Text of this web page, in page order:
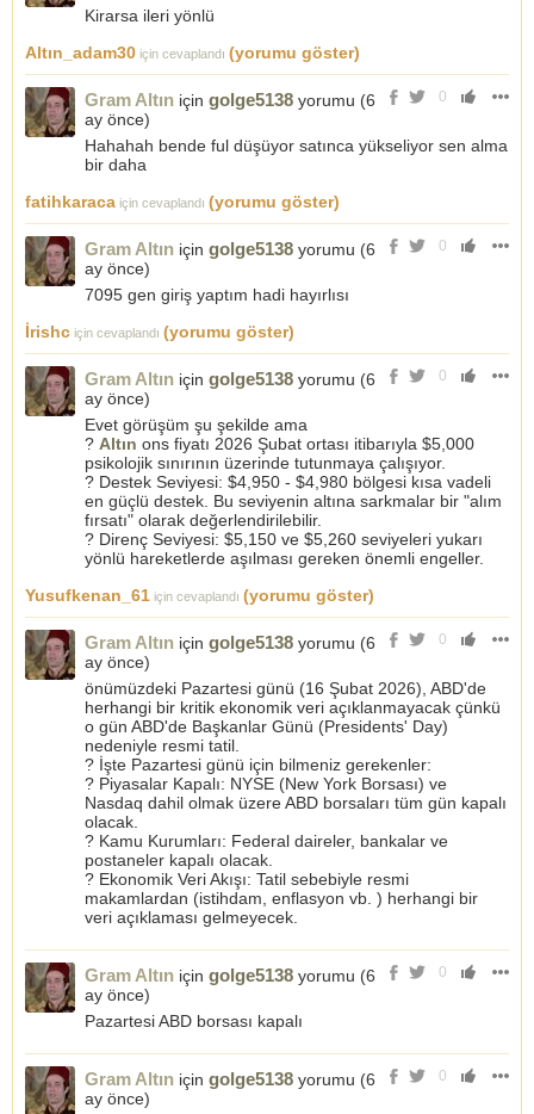
Kirarsa ileri yönlü
Altın_adam30 için cevaplandı (yorumu göster)
0
Gram Altın için golge5138 yorumu (6
ay önce)
Hahahah bende ful düşüyor satınca yükseliyor sen alma
bir daha
fatihkaraca için cevaplandı (yorumu göster)
0
Gram Altın için golge5138 yorumu (6
ay önce)
7095 gen giriş yaptım hadi hayırlısı
İrishc için cevaplandı (yorumu göster)
0
Gram Altın için golge5138 yorumu (6
ay önce)
Evet görüşüm şu şekilde ama
? Altın ons fiyatı 2026 Şubat ortası itibarıyla $5,000
psikolojik sınırının üzerinde tutunmaya çalışıyor.
? Destek Seviyesi: $4,950 - $4,980 bölgesi kısa vadeli
en güçlü destek. Bu seviyenin altına sarkmalar bir "alım
fırsatı" olarak değerlendirilebilir.
? Direnç Seviyesi: $5,150 ve $5,260 seviyeleri yukarı
yönlü hareketlerde aşılması gereken önemli engeller.
Yusufkenan_61 için cevaplandı (yorumu göster)
0
Gram Altın için golge5138 yorumu (6
ay önce)
önümüzdeki Pazartesi günü (16 Şubat 2026), ABD'de
herhangi bir kritik ekonomik veri açıklanmayacak çünkü
o gün ABD'de Başkanlar Günü (Presidents' Day)
nedeniyle resmi tatil.
? İşte Pazartesi günü için bilmeniz gerekenler:
? Piyasalar Kapalı: NYSE (New York Borsası) ve
Nasdaq dahil olmak üzere ABD borsaları tüm gün kapalı
olacak.
? Kamu Kurumları: Federal daireler, bankalar ve
postaneler kapalı olacak.
? Ekonomik Veri Akışı: Tatil sebebiyle resmi
makamlardan (istihdam, enflasyon vb. ) herhangi bir
veri açıklaması gelmeyecek.
0
Gram Altın için golge5138 yorumu (6
ay önce)
Pazartesi ABD borsası kapalı
0
Gram Altın için golge5138 yorumu (6
ay önce)